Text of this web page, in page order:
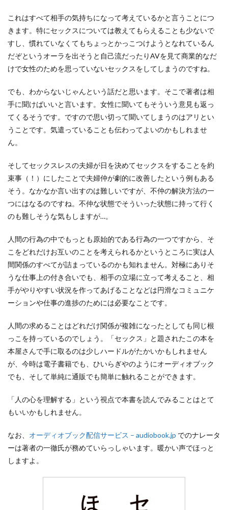
これはすべて相手の気持ちになって考えているかと言うことにつ
きます。特にセックスについては教えてもらえることも少ないで
すし、慣れていなくてもちょっとかっこつけようとなれているん
だぞというオーラを出そうと自己流だったりAVを見て商業的なだ
けで女性のためを思っていないセックスをしてしまうのですね。
でも、わからないじゃんという話だと思います。そこで著者は相
手に聞けばいいと言います。女性に聞いてもそういう意見も返っ
てくるそうです。ですので思い切って聞いてしまうのはアリとい
うことです。気遣っていることも伝わってよいのかもしれませ
ん。
そしてセックスレスの夫婦が日を決めてセックスをすることを約
束事（！）にしたことで夫婦仲が劇的に改善したという例もある
そう。なかなか言い出すのは難しいですが、不仲の解決方法の一
つにはなるのですね。不仲な状態でそういった状態に持って行く
のも難しそうな気もしますが…。
人間の行為の中でもっとも原始的である行為の一つですから、そ
こをどれだけお互いのことを考えられるかというところに実は人
間関係のすべてが詰まっているのかも知れません。対極にありそ
うな仕事上の付き合いでも、相手の立場に立って考えること、相
手がやりやすい状況を作ってあげることなどは円滑なコミュニケ
ーションや仕事の進捗のためには必要なことです。
人間の求めることはどれだけ関係が複雑になったとしても同じ根
っこを持っているのでしょう。「セックス」と題されたこの本を
本屋さんで手に取るのは少しハードルがたかいかもしれません
が、今時は電子書籍でも、ひいらぎやのようにオーディオブック
でも、そして単純に通販でも簡単に触れることができます。
「人の心を理解する」という視点で本書を読んでみることはとて
もいいかもしれません。
なお、 オーディオブック配信サービス – audiobook.jp でのナレータ
ーは著者の一徹氏が務めていらっしゃいます。暖かい声でほっと
しますよ。